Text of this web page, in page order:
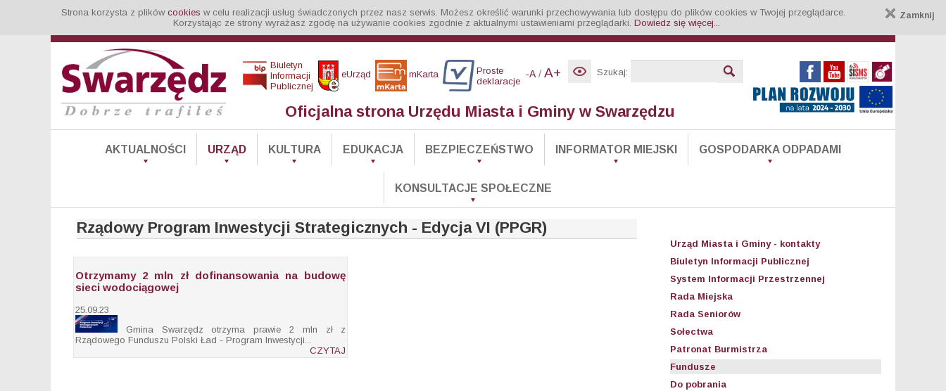
Strona korzysta z plików cookies w celu realizacji usług świadczonych przez nasz serwis. Możesz określić warunki przechowywania lub dostępu do plików cookies w Twojej przeglądarce. Zamknij
Korzystając ze strony wyrażasz zgodę na używanie cookies zgodnie z aktualnymi ustawieniami przeglądarki. Dowiedz się więcej...
Biuletyn
Informacji
Publicznej
eUrząd mKarta
Proste
deklaracje
-A / A+ Szukaj:
Oficjalna strona Urzędu Miasta i Gminy w Swarzędzu
AKTUALNOŚCI URZĄD KULTURA EDUKACJA BEZPIECZEŃSTWO INFORMATOR MIEJSKI GOSPODARKA ODPADAMI
KONSULTACJE SPOŁECZNE
Rządowy Program Inwestycji Strategicznych - Edycja VI (PPGR)
Otrzymamy 2 mln zł dofinansowania na budowę
sieci wodociągowej
25.09.23
Gmina Swarzędz otrzyma prawie 2 mln zł z
Rządowego Funduszu Polski Ład - Program Inwestycji...
CZYTAJ
Urząd Miasta i Gminy - kontakty
Biuletyn Informacji Publicznej
System Informacji Przestrzennej
Rada Miejska
Rada Seniorów
Sołectwa
Patronat Burmistrza
Fundusze
Do pobrania